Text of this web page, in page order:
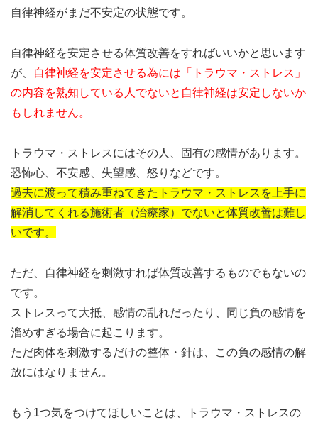
自律神経がまだ不安定の状態です。
自律神経を安定させる体質改善をすればいいかと思います
が、
自律神経を安定させる為には「トラウマ・ストレス」
の内容を熟知している人でないと自律神経は安定しないか
もしれません。
トラウマ・ストレスにはその人、固有の感情があります。
恐怖心、不安感、失望感、怒りなどです。
過去に渡って積み重ねてきたトラウマ・ストレスを上手に
解消してくれる施術者（治療家）でないと体質改善は難し
いです。
ただ、自律神経を刺激すれば体質改善するものでもないの
です。
ストレスって大抵、感情の乱れだったり、同じ負の感情を
溜めすぎる場合に起こります。
ただ肉体を刺激するだけの整体・針は、この負の感情の解
放にはなりません。
もう1つ気をつけてほしいことは、トラウマ・ストレスの